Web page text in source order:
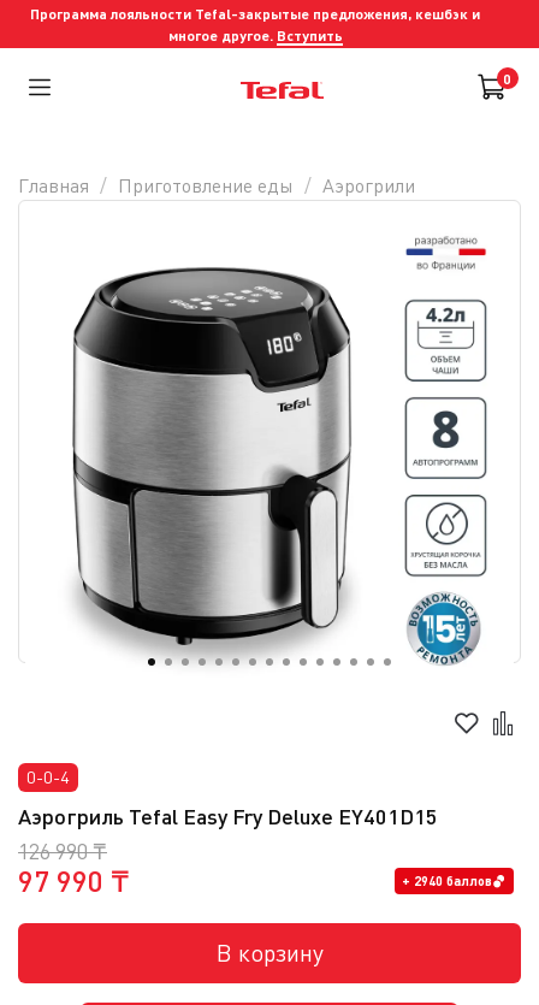
Программа лояльности Tefal-закрытые предложения, кешбэк и
многое другое. Вступить
0
0-0-4
Аэрогриль Tefal Easy Fry Deluxe EY401D15
126 990 ₸
97 990 ₸ + 2940 баллов
В корзину
Главная Приготовление еды Аэрогрили